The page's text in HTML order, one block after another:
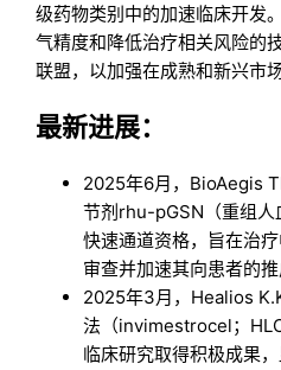
级药物类别中的加速临床开发
气精度和降低治疗相关风险的
联盟，以加强在成熟和新兴市
最新进展：
2025年6月，BioAegis
节剂rhu-pGSN（重组人
快速通道资格，旨在治
审查并加速其向患者的推
2025年3月，Healios
法（invimestrocel；
临床研究取得积极成果